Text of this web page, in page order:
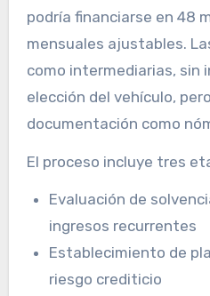
podría financiarse en 48
mensuales ajustables.
como intermediarias, sin
elección del vehículo,
documentación como
El proceso incluye tres
Evaluación de
ingresos recurrentes
Establecimiento de
riesgo crediticio